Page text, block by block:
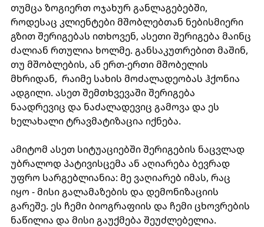
თუმცა ზოგიერთ ოჯახურ განლაგებებში,
როდესაც კლიენტები მშობლებთან ნებისმიერი
გზით შერიგებას ითხოვენ, ასეთი შერიგება მაინც
ძალიან რთულია ხოლმე. განსაკუთრებით მაშინ,
თუ მშობლების, ან ერთ-ერთი მშობელის
მხრიდან,  რაიმე სახის მოძალადეობას ჰქონია
ადგილი. ასეთ შემთხვევაში შერიგება
ნაადრევიც და ნაძალადევიც გამოვა და ეს
ხელახალი ტრავმატიზაცია იქნება.
ამიტომ ასეთ სიტუაციებში შერიგების ნაცვლად
უბრალოდ პატივისცემა ან აღიარება ბევრად
უფრო სარგებლიანია: მე ვაღიარებ იმას, რაც
იყო - მისი გალამაზების და დემონიზაციის
გარეშე. ეს ჩემი ბიოგრაფიის და ჩემი ცხოვრების
ნაწილია და მისი გაუქმება შეუძლებელია.